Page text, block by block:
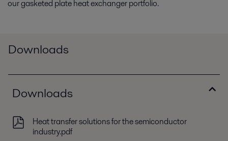
our gasketed plate heat exchanger portfolio.
Downloads
Downloads
Heat transfer solutions for the semiconductor
industry.pdf